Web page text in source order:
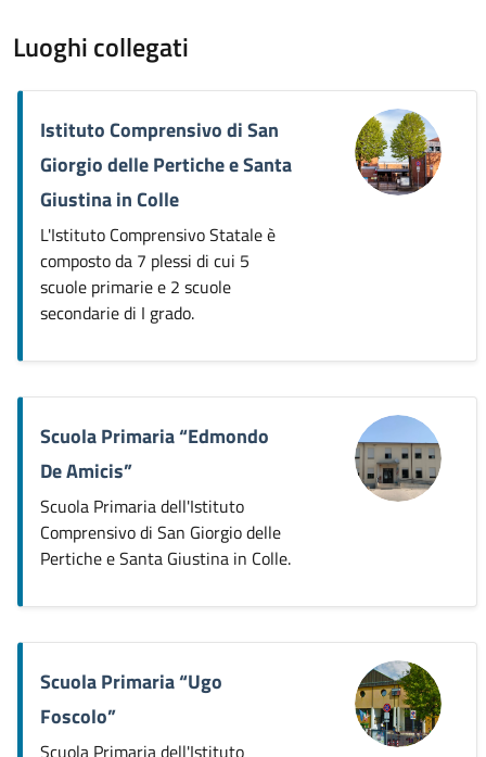
Luoghi collegati
Istituto Comprensivo di San
Giorgio delle Pertiche e Santa
Giustina in Colle
L'Istituto Comprensivo Statale è
composto da 7 plessi di cui 5
scuole primarie e 2 scuole
secondarie di I grado.
Scuola Primaria “Edmondo
De Amicis”
Scuola Primaria dell'Istituto
Comprensivo di San Giorgio delle
Pertiche e Santa Giustina in Colle.
Scuola Primaria “Ugo
Foscolo”
Scuola Primaria dell'Istituto